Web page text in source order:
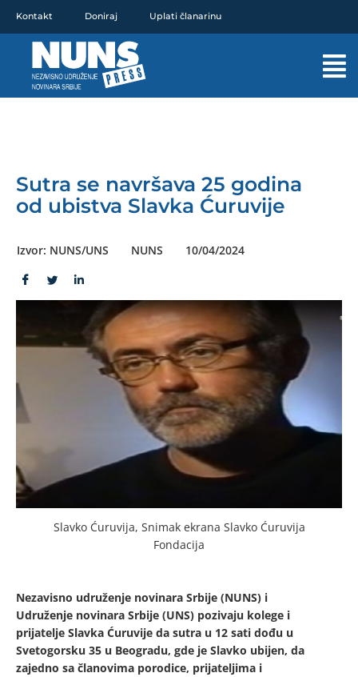
sadržaj
Kontakt Doniraj Uplati članarinu
Sutra se navršava 25 godina
od ubistva Slavka Ćuruvije
Izvor: NUNS/UNS NUNS 10/04/2024
Slavko Ćuruvija, Snimak ekrana Slavko Ćuruvija
Fondacija
Nezavisno udruženje novinara Srbije (NUNS) i
Udruženje novinara Srbije (UNS) pozivaju kolege i
prijatelje Slavka Ćuruvije da sutra u 12 sati dođu u
Svetogorsku 35 u Beogradu, gde je Slavko ubijen, da
zajedno sa članovima porodice, prijateljima i